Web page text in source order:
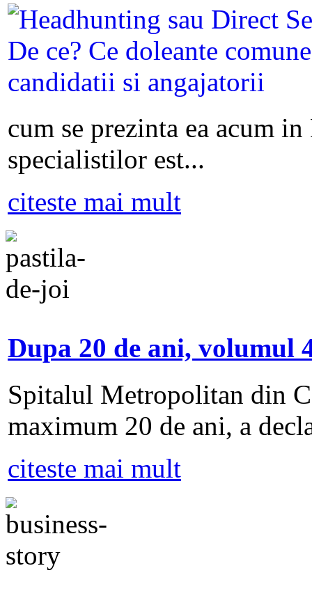
cum se prezinta ea acum
specialistilor est...
citeste mai mult
Dupa 20 de ani, volumul
Spitalul Metropolitan din
maximum 20 de ani, a
citeste mai mult